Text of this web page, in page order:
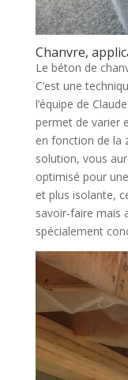
Chanvre,
Le béton de
C’est une
l’équipe de
permet de varier
en fonction de la
solution, vous
optimisé pour
et plus isolante,
savoir-faire mais
spécialement